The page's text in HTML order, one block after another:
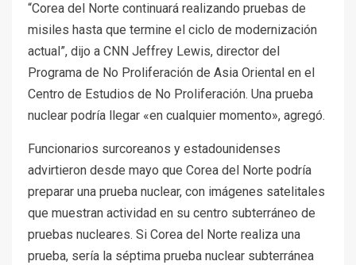
“Corea del Norte continuará realizando pruebas de
misiles hasta que termine el ciclo de modernización
actual”, dijo a CNN Jeffrey Lewis, director del
Programa de No Proliferación de Asia Oriental en el
Centro de Estudios de No Proliferación. Una prueba
nuclear podría llegar «en cualquier momento», agregó.
Funcionarios surcoreanos y estadounidenses
advirtieron desde mayo que Corea del Norte podría
preparar una prueba nuclear, con imágenes satelitales
que muestran actividad en su centro subterráneo de
pruebas nucleares. Si Corea del Norte realiza una
prueba, sería la séptima prueba nuclear subterránea